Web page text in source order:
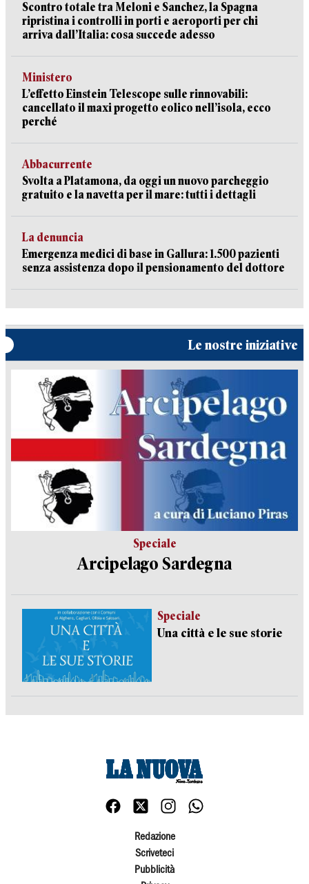
Scontro totale tra Meloni e Sanchez, la Spagna
ripristina i controlli in porti e aeroporti per chi
arriva dall’Italia: cosa succede adesso
Ministero
L’effetto Einstein Telescope sulle rinnovabili:
cancellato il maxi progetto eolico nell’isola, ecco
perché
Abbacurrente
Svolta a Platamona, da oggi un nuovo parcheggio
gratuito e la navetta per il mare: tutti i dettagli
La denuncia
Emergenza medici di base in Gallura: 1.500 pazienti
senza assistenza dopo il pensionamento del dottore
Le nostre iniziative
Speciale
Arcipelago Sardegna
Speciale
Una città e le sue storie
Redazione
Scriveteci
Pubblicità